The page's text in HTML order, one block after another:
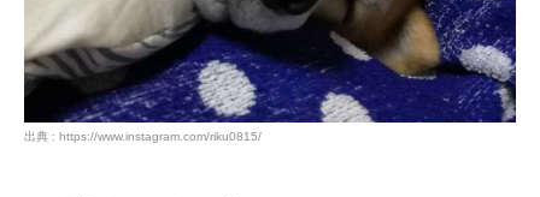
出典 : https://www.instagram.com/riku0815/